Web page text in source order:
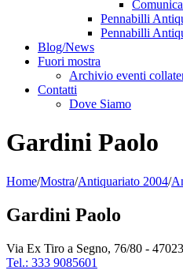
Pennabilli
Pennabilli
Blog/News
Fuori mostra
Archivio eventi
Contatti
Dove Siamo
Gardini Paolo
Home/Mostra/Antiquariato 2004/
Gardini Paolo
Via Ex Tiro a Segno, 76/80 -
Tel.: 333 9085601